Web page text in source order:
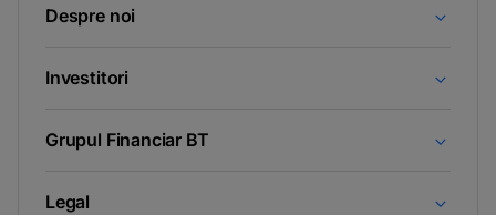
Despre noi
Investitori
Grupul Financiar BT
Legal